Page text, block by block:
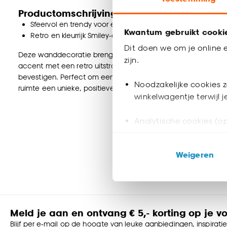
Kwantum gebruikt
Dit doen we om je online
zijn.
Noodzakelijke cookies
winkelwagentje terwijl
Analytische cookies
ook buiten de
Klik op ‘Ja, alles
Weigeren
Productomschrijving
Sfeervol en trendy voor elke en kinderkamer
Retro en kleurrijk Smiley-design
Deze wanddecoratie brengt direct sfeer in elke kinderkamer.
accent met een retro uitstraling. Deze oranje
bevestigen. Perfect om een lege muur om te toveren tot
ruimte een unieke, positieve uitstraling geeft.
Meld je aan en ontvang € 5,- korting op je
Blijf per e-mail op de hoogte van leuke aanbiedingen,